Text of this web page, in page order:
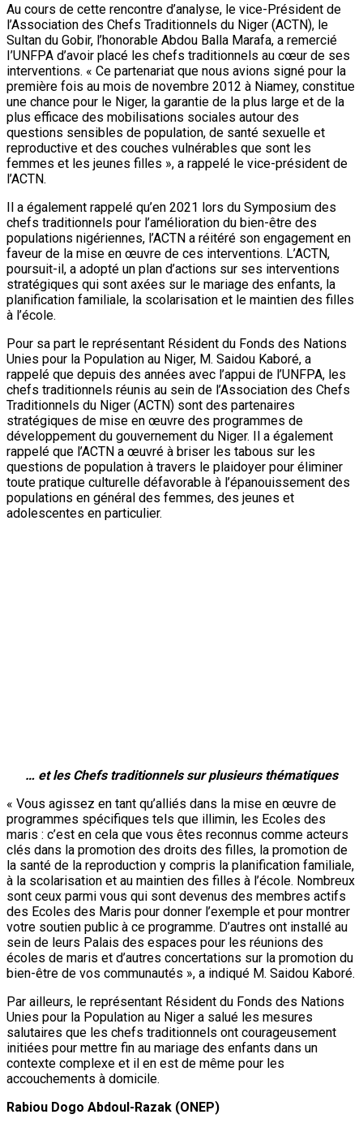
Au cours de cette rencontre d’analyse, le vice-Président de
l’Association des Chefs Traditionnels du Niger (ACTN), le
Sultan du Gobir, l’honorable Abdou Balla Marafa, a remercié
I’UNFPA d’avoir placé les chefs traditionnels au cœur de ses
interventions. « Ce partenariat que nous avions signé pour la
première fois au mois de novembre 2012 à Niamey, constitue
une chance pour le Niger, la garantie de la plus large et de la
plus efficace des mobilisations sociales autour des
questions sensibles de population, de santé sexuelle et
reproductive et des couches vulnérables que sont les
femmes et les jeunes filles », a rappelé le vice-président de
l’ACTN.
Il a également rappelé qu’en 2021 lors du Symposium des
chefs traditionnels pour l’amélioration du bien-être des
populations nigériennes, l’ACTN a réitéré son engagement en
faveur de la mise en œuvre de ces interventions. L’ACTN,
poursuit-il, a adopté un plan d’actions sur ses interventions
stratégiques qui sont axées sur le mariage des enfants, la
planification familiale, la scolarisation et le maintien des filles
à l’école.
Pour sa part le représentant Résident du Fonds des Nations
Unies pour la Population au Niger, M. Saidou Kaboré, a
rappelé que depuis des années avec l’appui de l’UNFPA, les
chefs traditionnels réunis au sein de l’Association des Chefs
Traditionnels du Niger (ACTN) sont des partenaires
stratégiques de mise en œuvre des programmes de
développement du gouvernement du Niger. Il a également
rappelé que l’ACTN a œuvré à briser les tabous sur les
questions de population à travers le plaidoyer pour éliminer
toute pratique culturelle défavorable à l’épanouissement des
populations en général des femmes, des jeunes et
adolescentes en particulier.
des Ecoles des Maris pour donner l’exemple et pour montrer
votre soutien public à ce programme. D’autres ont installé au
sein de leurs Palais des espaces pour les réunions des
écoles de maris et d’autres concertations sur la promotion du
bien-être de vos communautés », a indiqué M. Saidou Kaboré.
Par ailleurs, le représentant Résident du Fonds des Nations
Unies pour la Population au Niger a salué les mesures
salutaires que les chefs traditionnels ont courageusement
initiées pour mettre fin au mariage des enfants dans un
contexte complexe et il en est de même pour les
accouchements à domicile.
Rabiou Dogo Abdoul-Razak (ONEP)
Précédent :Développement du Football féminin à la
base : Le Gouverneur de la région de Maradi a présidé
le coup d’envoi du tournoi de détection
Suivant:Conférence à l’Ecole Nationale de la
Statistique (ENSTAT) : L’expert de la Banque mondiale
M. Fulbert Tchana Tchana échange avec les étudiants
sur les enjeux de la ZLECAF